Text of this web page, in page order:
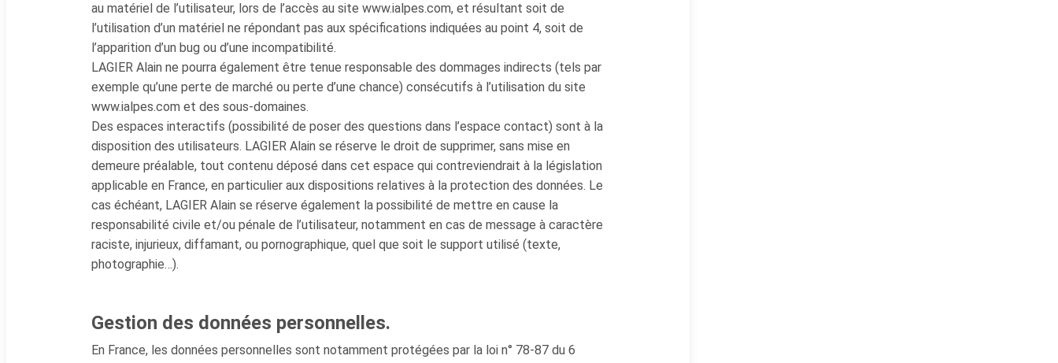
au matériel de l’utilisateur, lors de l’accès au site www.ialpes.com, et résultant soit de
l’utilisation d’un matériel ne répondant pas aux spécifications indiquées au point 4, soit de
l’apparition d’un bug ou d’une incompatibilité.
LAGIER Alain ne pourra également être tenue responsable des dommages indirects (tels par
exemple qu’une perte de marché ou perte d’une chance) consécutifs à l’utilisation du site
www.ialpes.com et des sous-domaines.
Des espaces interactifs (possibilité de poser des questions dans l’espace contact) sont à la
disposition des utilisateurs. LAGIER Alain se réserve le droit de supprimer, sans mise en
demeure préalable, tout contenu déposé dans cet espace qui contreviendrait à la législation
applicable en France, en particulier aux dispositions relatives à la protection des données. Le
cas échéant, LAGIER Alain se réserve également la possibilité de mettre en cause la
responsabilité civile et/ou pénale de l’utilisateur, notamment en cas de message à caractère
raciste, injurieux, diffamant, ou pornographique, quel que soit le support utilisé (texte,
photographie…).
Gestion des données personnelles.
En France, les données personnelles sont notamment protégées par la loi n° 78-87 du 6